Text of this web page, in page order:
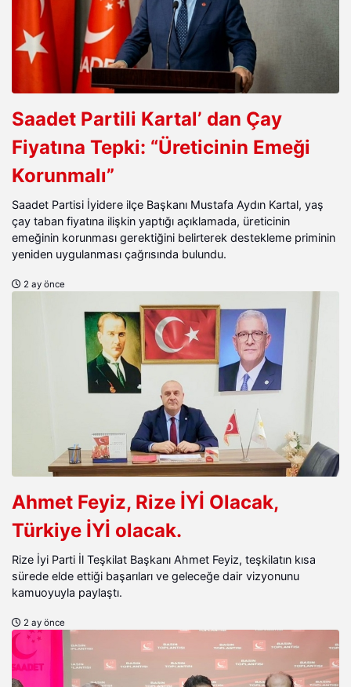
Saadet Partili Kartal’ dan Çay
Fiyatına Tepki: “Üreticinin Emeği
Korunmalı”
Saadet Partisi İyidere ilçe Başkanı Mustafa Aydın Kartal, yaş
çay taban fiyatına ilişkin yaptığı açıklamada, üreticinin
emeğinin korunması gerektiğini belirterek destekleme priminin
yeniden uygulanması çağrısında bulundu.
2 ay önce
Ahmet Feyiz, Rize İYİ Olacak,
Türkiye İYİ olacak.
Rize İyi Parti İl Teşkilat Başkanı Ahmet Feyiz, teşkilatın kısa
sürede elde ettiği başarıları ve geleceğe dair vizyonunu
kamuoyuyla paylaştı.
2 ay önce